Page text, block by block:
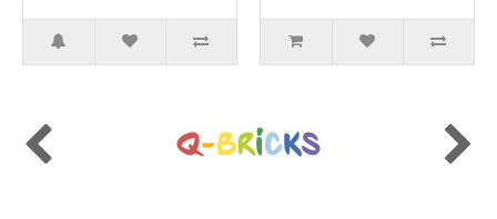
antibakteriniu
poveikiu 510ml